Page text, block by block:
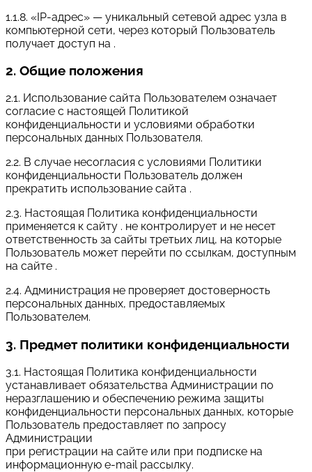
1.1.8. «IP-адрес» — уникальный сетевой адрес узла в
компьютерной сети, через который Пользователь
получает доступ на .
2. Общие положения
2.1. Использование сайта Пользователем означает
согласие с настоящей Политикой
конфиденциальности и условиями обработки
персональных данных Пользователя.
2.2. В случае несогласия с условиями Политики
конфиденциальности Пользователь должен
прекратить использование сайта .
2.3. Настоящая Политика конфиденциальности
применяется к сайту . не контролирует и не несет
ответственность за сайты третьих лиц, на которые
Пользователь может перейти по ссылкам, доступным
на сайте .
2.4. Администрация не проверяет достоверность
персональных данных, предоставляемых
Пользователем.
3. Предмет политики конфиденциальности
3.1. Настоящая Политика конфиденциальности
устанавливает обязательства Администрации по
неразглашению и обеспечению режима защиты
конфиденциальности персональных данных, которые
Пользователь предоставляет по запросу
Администрации
при регистрации на сайте или при подписке на
информационную e-mail рассылку.